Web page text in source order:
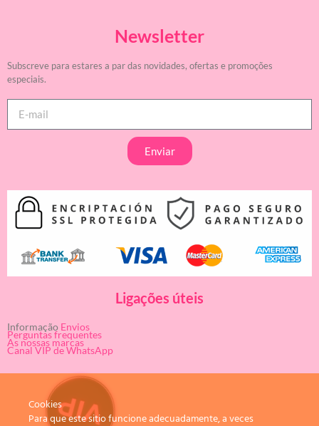
Newsletter
Subscreve para estares a par das novidades, ofertas e promoções
especiais.
Enviar
Ligações úteis
Informação Envios
Perguntas frequentes
As nossas marcas
Canal VIP de WhatsApp
Cookies
Para que este sitio funcione adecuadamente, a veces